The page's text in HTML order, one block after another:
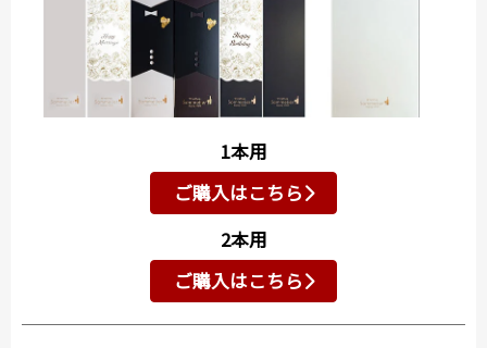
1本用
ご購入はこちら
2本用
ご購入はこちら